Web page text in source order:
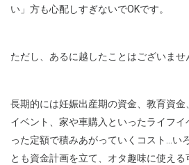
い」方も心配しすぎないでOKです。
ただし、あるに越したことはございませ
長期的には妊娠出産期の資金、教育資
イベント、家や車購入といったライフ
った定額で積みあがっていくコスト…い
とも資金計画を立て、オタ趣味に使え